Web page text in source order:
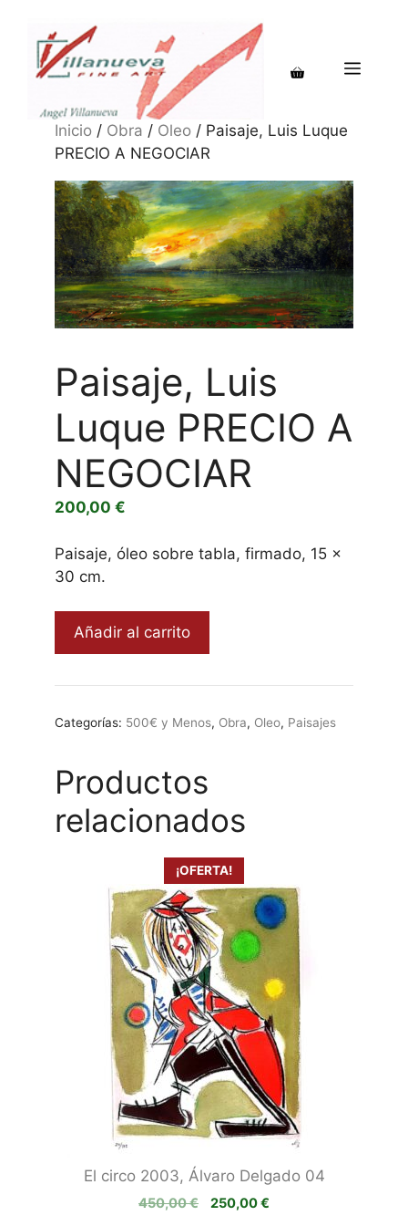
contenido
MENÚ
Inicio / Obra / Oleo / Paisaje, Luis Luque
PRECIO A NEGOCIAR
Paisaje, Luis
Luque PRECIO A
NEGOCIAR
200,00 €
Paisaje, óleo sobre tabla, firmado, 15 x
30 cm.
Paisaje,
PRECIO
NEGOCIAR
Añadir al carrito
Categorías: 500€ y Menos, Obra, Oleo, Paisajes
Productos
relacionados
¡OFERTA!
El circo 2003, Álvaro Delgado 04
450,00€
El
250,00€